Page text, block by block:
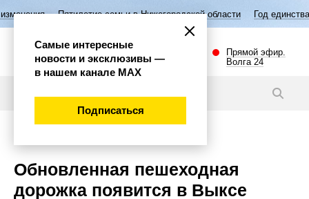
семьи в Нижегородской области Год единства народов России
Прямой эфир.
Волга 24
Обновленная пешеходная
дорожка появится в Выксе
Самые интересные
новости и эксклюзивы —
в нашем канале МАХ
Подписаться